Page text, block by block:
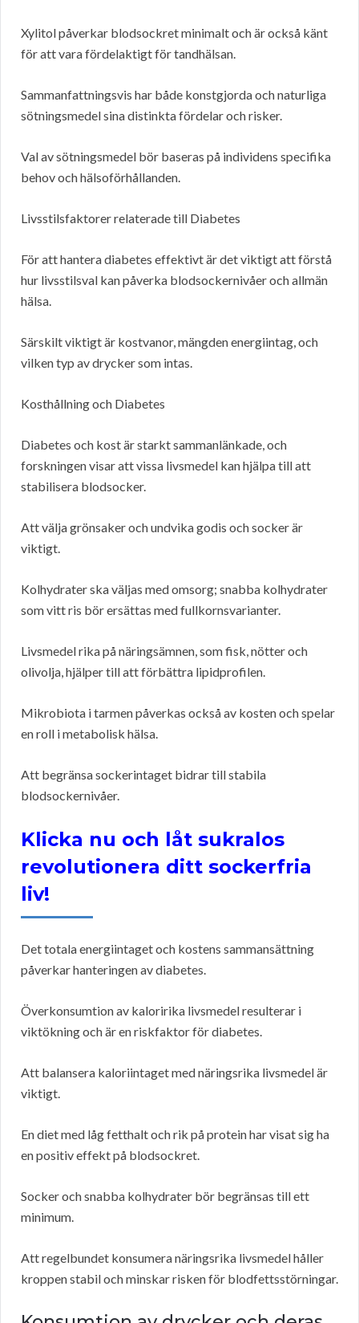
Xylitol påverkar blodsockret minimalt och är också känt
för att vara fördelaktigt för tandhälsan.
Sammanfattningsvis har både konstgjorda och naturliga
sötningsmedel sina distinkta fördelar och risker.
Val av sötningsmedel bör baseras på individens specifika
behov och hälsoförhållanden.
Livsstilsfaktorer relaterade till Diabetes
För att hantera diabetes effektivt är det viktigt att förstå
hur livsstilsval kan påverka blodsockernivåer och allmän
hälsa.
Särskilt viktigt är kostvanor, mängden energiintag, och
vilken typ av drycker som intas.
Kosthållning och Diabetes
Diabetes och kost är starkt sammanlänkade, och
forskningen visar att vissa livsmedel kan hjälpa till att
stabilisera blodsocker.
Att välja grönsaker och undvika godis och socker är
viktigt.
Kolhydrater ska väljas med omsorg; snabba kolhydrater
som vitt ris bör ersättas med fullkornsvarianter.
Livsmedel rika på näringsämnen, som fisk, nötter och
olivolja, hjälper till att förbättra lipidprofilen.
Mikrobiota i tarmen påverkas också av kosten och spelar
en roll i metabolisk hälsa.
Att begränsa sockerintaget bidrar till stabila
blodsockernivåer.
Klicka nu och låt sukralos
revolutionera ditt sockerfria
liv!
Det totala energiintaget och kostens sammansättning
påverkar hanteringen av diabetes.
Överkonsumtion av kaloririka livsmedel resulterar i
viktökning och är en riskfaktor för diabetes.
Att balansera kaloriintaget med näringsrika livsmedel är
viktigt.
En diet med låg fetthalt och rik på protein har visat sig ha
en positiv effekt på blodsockret.
Socker och snabba kolhydrater bör begränsas till ett
minimum.
Att regelbundet konsumera näringsrika livsmedel håller
kroppen stabil och minskar risken för blodfettsstörningar.